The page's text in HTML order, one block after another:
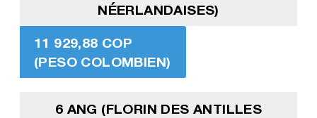
NÉERLANDAISES)
11 929,88 COP
(PESO COLOMBIEN)
6 ANG (FLORIN DES ANTILLES